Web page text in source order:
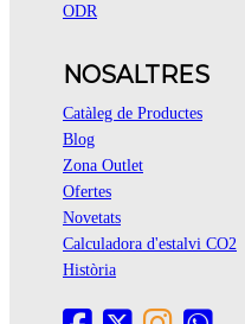
ODR
NOSALTRES
Catàleg de Productes
Blog
Zona Outlet
Ofertes
Novetats
Calculadora d'estalvi CO2
Història